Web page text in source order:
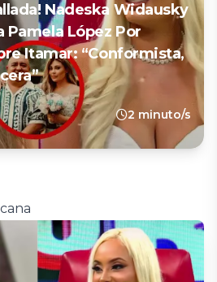
Nadeska Widausky
López Por
Itamar: “Conformista,
2 minuto/s